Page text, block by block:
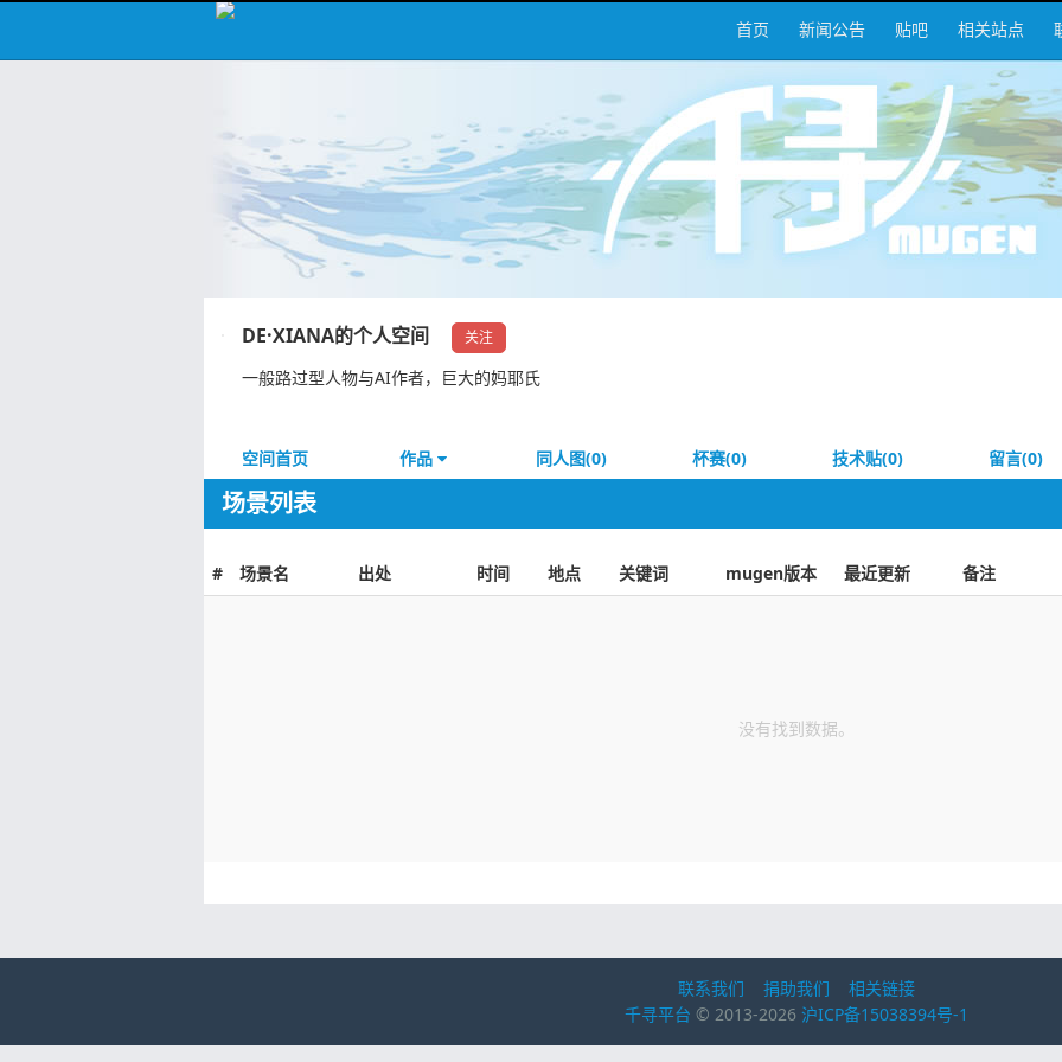
首页 新闻公告 贴吧 相关站点
DE·XIANA的个人空间 关注
一般路过型人物与AI作者，巨大的妈耶氏
空间首页 作品 同人图(0) 杯赛(0) 技术贴(0) 留言(0)
场景列表
# 场景名 出处 时间 地点 关键词 mugen版本 最近更新 备注
没有找到数据。
联系我们 捐助我们
相关链接
千寻平台 © 2013-2026 沪ICP备15038394号-1